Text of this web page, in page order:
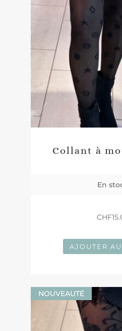
Collant à
En
CHF
AJOUTER
NOUVEAUTÉ